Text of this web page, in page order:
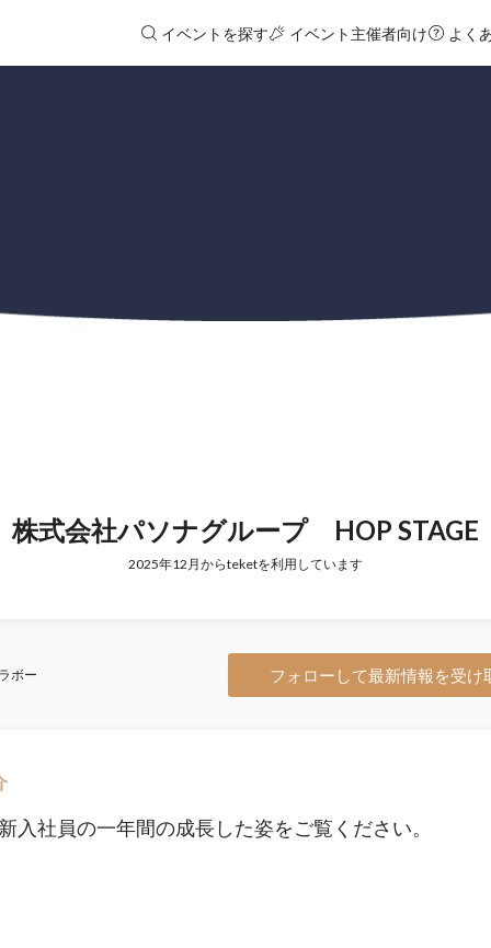
イベントを探す イベント主催者向け よく
株式会社パソナグループ HOP STAGE
2025年12月からteketを利用しています
ボー フォローして最新情報を受け
入社員の一年間の成長した姿をご覧ください。